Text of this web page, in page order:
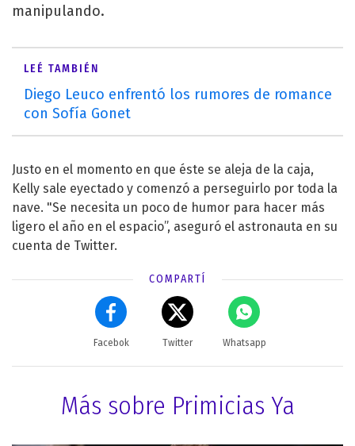
manipulando.
LEÉ TAMBIÉN
Diego Leuco enfrentó los rumores de romance
con Sofía Gonet
Justo en el momento en que éste se aleja de la caja,
Kelly sale eyectado y comenzó a perseguirlo por toda la
nave. "Se necesita un poco de humor para hacer más
ligero el año en el espacio”, aseguró el astronauta en su
cuenta de Twitter.
COMPARTÍ
Facebok Twitter Whatsapp
Más sobre Primicias Ya